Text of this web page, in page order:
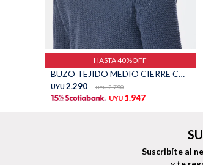
Talle
HASTA 40%OFF
BUZO TEJIDO MEDIO CIERRE CON ESTRUCTURA - Piedra
UYU 2.290 UYU 2.790
UYU 1.947
Suscribíte al